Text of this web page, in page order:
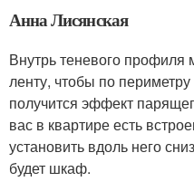
Анна Лисянская
Внутрь теневого профиля
ленту, чтобы по
получится эффект
вас в квартире есть
установить вдоль него
будет шкаф.